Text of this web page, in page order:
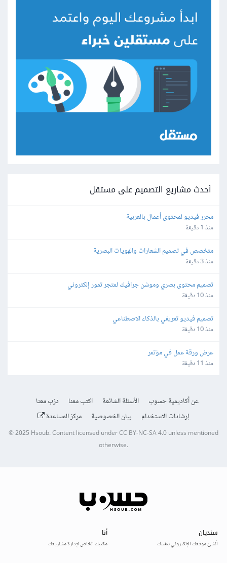
أحدث مشاريع التصميم على مستقل
محرر فيديو لمحتوى أعمال بالعربية
منذ 1 دقيقة
متخصص في تصميم الشعارات والهويات البصرية
منذ 3 دقيقة
تصميم محتوى بصري وموشن جرافيك لمتجر تمور إلكتروني
منذ 10 دقيقة
تصميم فيديو تعريفي بالذكاء الاصطناعي
منذ 10 دقيقة
عرض ورقة عمل في مؤتمر
منذ 11 دقيقة
عن أكاديمية حسوب الأسئلة الشائعة اكتب معنا
درّب معنا
إرشادات الاستخدام
بيان الخصوصية مركز المساعدة
© 2025 Hsoub.Content licensed underCC BY-NC-SA 4.0unless mentioned
otherwise.